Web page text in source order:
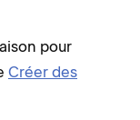
pour
Créer des